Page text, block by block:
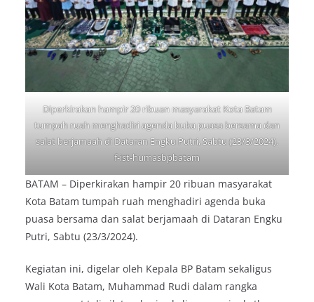
Diperkirakan hampir 20 ribuan masyarakat Kota Batam
tumpah ruah menghadiri agenda buka puasa bersama dan
salat berjamaah di Dataran Engku Putri, Sabtu (23/3/2024).
f-ist-humasbpbatam
BATAM – Diperkirakan hampir 20 ribuan masyarakat
Kota Batam tumpah ruah menghadiri agenda buka
puasa bersama dan salat berjamaah di Dataran Engku
Putri, Sabtu (23/3/2024).
Kegiatan ini, digelar oleh Kepala BP Batam sekaligus
Wali Kota Batam, Muhammad Rudi dalam rangka